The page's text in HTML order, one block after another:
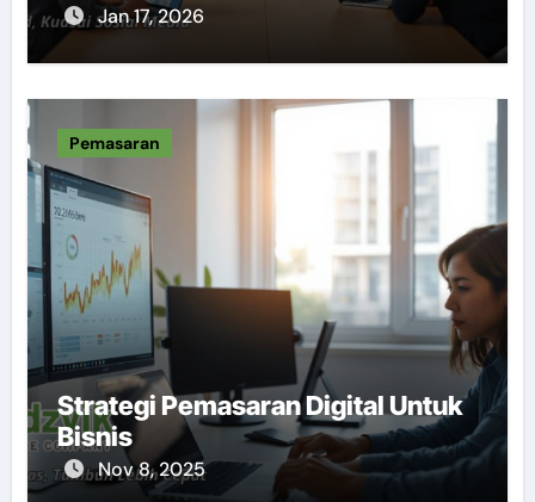
Jan 17, 2026
Pemasaran
Strategi Pemasaran Digital Untuk
Bisnis
Nov 8, 2025